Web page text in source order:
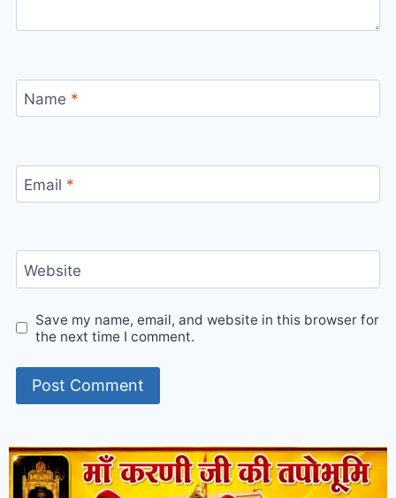
Name *
Email *
Website
Save my name, email, and website in this browser for
the next time I comment.